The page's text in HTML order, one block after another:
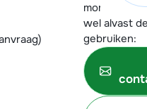
moment
wel alvast
gebruiken: